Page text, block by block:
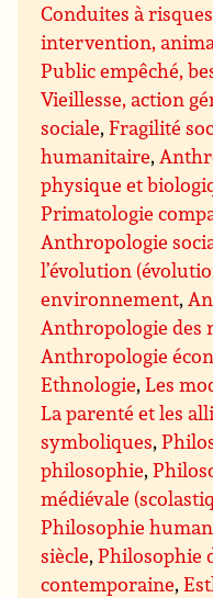
Conduites à risques
intervention,
Public empêché,
Vieillesse, action
sociale,Fragilité
humanitaire,
physique et
Primatologie
Anthropologie
l’évolution
environnement,
Anthropologie des
Anthropologie
Ethnologie,Les
La parenté et les
symboliques,
philosophie,
médiévale
Philosophie
siècle,Philosophie
contemporaine,